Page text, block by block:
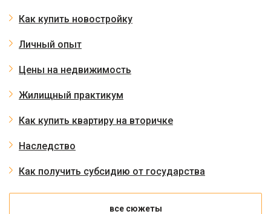
Как купить новостройку
Личный опыт
Цены на недвижимость
Жилищный практикум
Как купить квартиру на вторичке
Наследство
Как получить субсидию от государства
все сюжеты